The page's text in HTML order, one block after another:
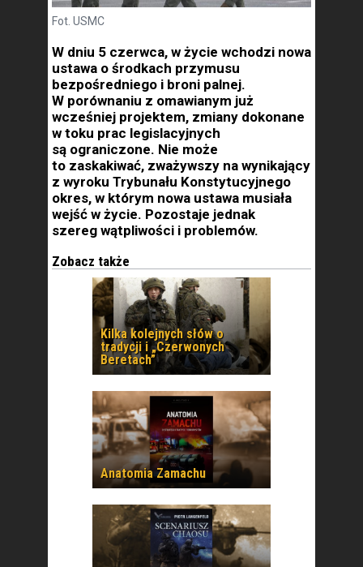
Fot. USMC
W dniu 5 czerwca, w życie wchodzi nowa
ustawa o środkach przymusu
bezpośredniego i broni palnej.
W porównaniu z omawianym już
wcześniej projektem, zmiany dokonane
w toku prac legislacyjnych
są ograniczone. Nie może
to zaskakiwać, zważywszy na wynikający
z wyroku Trybunału Konstytucyjnego
okres, w którym nowa ustawa musiała
wejść w życie. Pozostaje jednak
szereg wątpliwości i problemów.
Zobacz także
Kilka kolejnych słów o
tradycji i „Czerwonych
Beretach”
Anatomia Zamachu